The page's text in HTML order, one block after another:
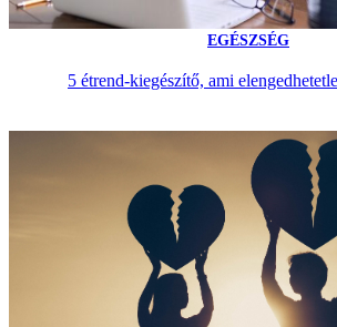
EGÉSZSÉG
5 étrend-kiegészítő, ami